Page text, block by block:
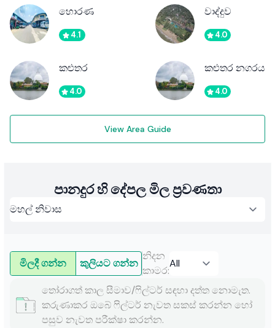
හොරණ
4.1
වාද්දුව
4.0
කළුතර
4.0
කළුතර නගරය
4.0
View Area Guide
පානදුර හි දේපල මිල ප්‍රවණතා
මිලදී ගන්න කුලියට ගන්න
නිදන
කාමර:
තෝරාගත් කාල සීමාව/ෆිල්ටර් සඳහා දත්ත නොමැත.
කරුණාකර ඔබේ ෆිල්ටර් නැවත සකස් කරන්න හෝ
පසුව නැවත පරීක්ෂා කරන්න.